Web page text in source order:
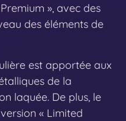
», avec des
des éléments de
est apportée aux
de la
laquée. De plus, le
« Limited